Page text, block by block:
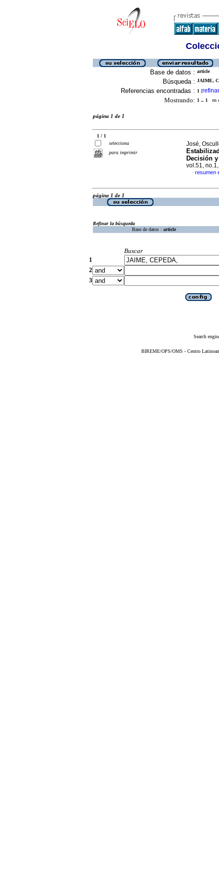
Base de datos : article
Búsqueda : JAIME,
Referencias encontradas : 1 [refinar
Mostrando: 1 .. 1 en
página 1 de 1
1 / 1
selecciona
para imprimir
José,
Decisión
vol.51,
· resumen
página 1 de 1
Refinar la búsqueda
Base de datos : article
Buscar
1
2
3
Search
BIREME/OPS/OMS - Centro